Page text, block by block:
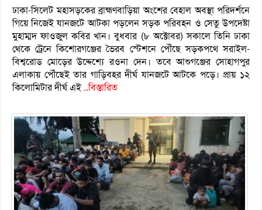
ঢাকা-সিলেট মহাসড়কের ব্রাহ্মণবাড়িয়া অংশের বেহাল অবস্থা পরিদর্শনে
গিয়ে নিজেই যানজটে আটকা পড়লেন সড়ক পরিবহন ও সেতু উপদেষ্টা
মুহাম্মদ ফাওজুল কবির খান। বুধবার (৮ অক্টোবর) সকালে তিনি ঢাকা
থেকে ট্রেনে কিশোরগঞ্জের ভৈরব স্টেশনে পৌঁছে সড়কপথে সরাইল-
বিশ্বরোড মোড়ের উদ্দেশ্যে রওনা দেন। তবে আশুগঞ্জের সোহাগপুর
এলাকায় পৌঁছেই তার গাড়িবহর দীর্ঘ যানজটে আটকে পড়ে। প্রায় ১২
কিলোমিটার দীর্ঘ এই..বিস্তারিত